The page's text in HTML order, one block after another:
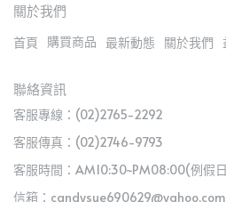
關於我們
首頁 購買商品 最新動態 關於我們
聯絡資訊
客服專線：(02)2765-2292
客服傳真：(02)2746-9793
客服時間：AM10:30~PM08:00(例假
信箱：